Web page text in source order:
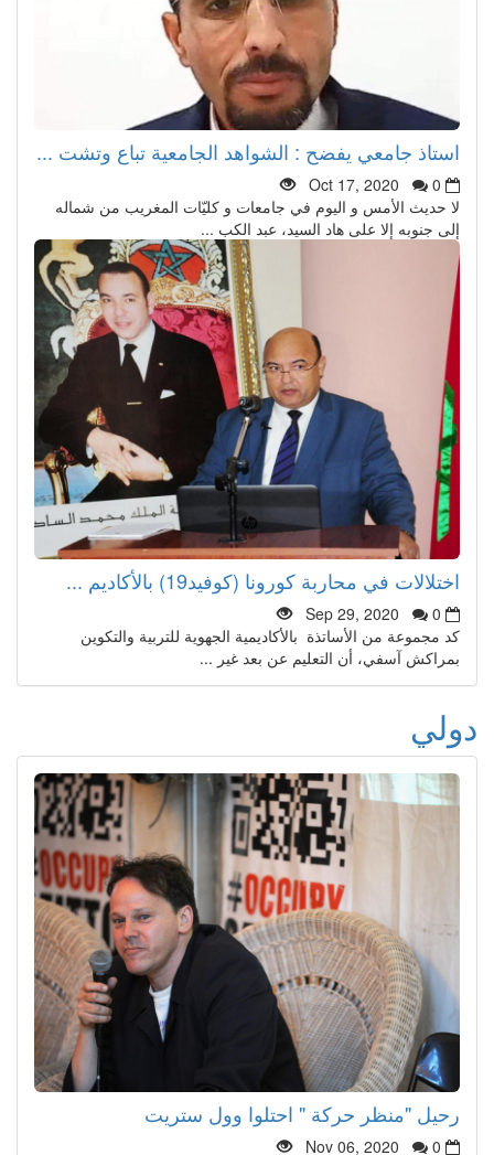
استاذ جامعي يفضح : الشواهد الجامعية تباع وتشت ...
Oct 17, 2020
0
لا حديث الأمس و اليوم في جامعات و كليّات المغريب من شماله
إلى جنوبه إلا على هاد السيد، عبد الكب ...
اختلالات في محاربة كورونا (كوفيد19) بالأكاديم ...
Sep 29, 2020
0
كد مجموعة من الأساتذة بالأكاديمية الجهوية للتربية والتكوين
بمراكش آسفي، أن التعليم عن بعد غير ...
دولي
رحيل "منظر حركة " احتلوا وول ستريت
Nov 06, 2020 0